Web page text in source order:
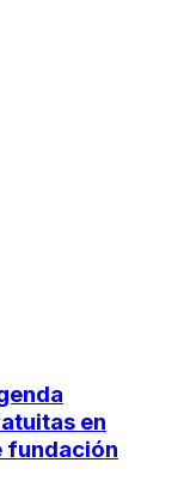
en
fundación